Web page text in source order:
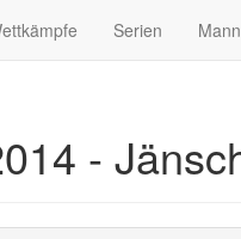
Serien
-